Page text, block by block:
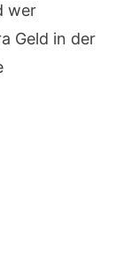
wer
Geld in der